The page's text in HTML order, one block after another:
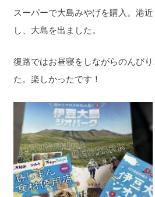
スーパーで大島みやげを購入。港
し、大島を出ました。
復路ではお昼寝をしながらのんび
た。楽しかったです！